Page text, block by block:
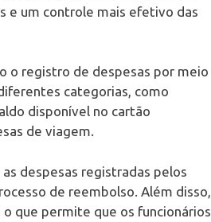
e um controle mais efetivo das
o registro de despesas por meio
categorias, como
disponível no cartão
de viagem.
despesas registradas pelos
de reembolso. Além disso,
que permite que os funcionários